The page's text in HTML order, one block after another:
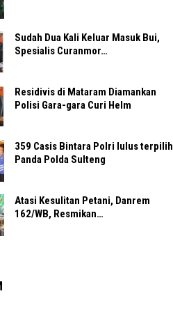
Sudah Dua Kali Keluar Masuk Bui,
Spesialis Curanmor…
Residivis di Mataram Diamankan
Polisi Gara-gara Curi Helm
359 Casis Bintara Polri lulus terpilih
Panda Polda Sulteng
Atasi Kesulitan Petani, Danrem
162/WB, Resmikan…